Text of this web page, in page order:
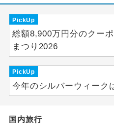
PickUp
総額8,900万円分のクー
まつり2026
PickUp
今年のシルバーウィーク
国内旅行